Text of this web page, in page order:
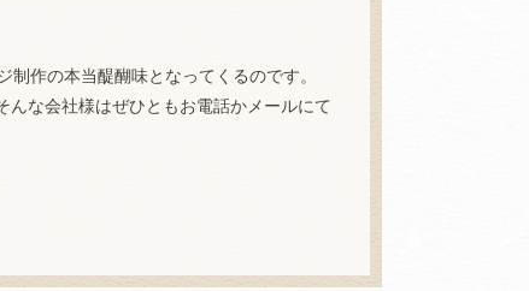
制作の本当醍醐味となってくるのです。
な会社様はぜひともお電話かメールにて